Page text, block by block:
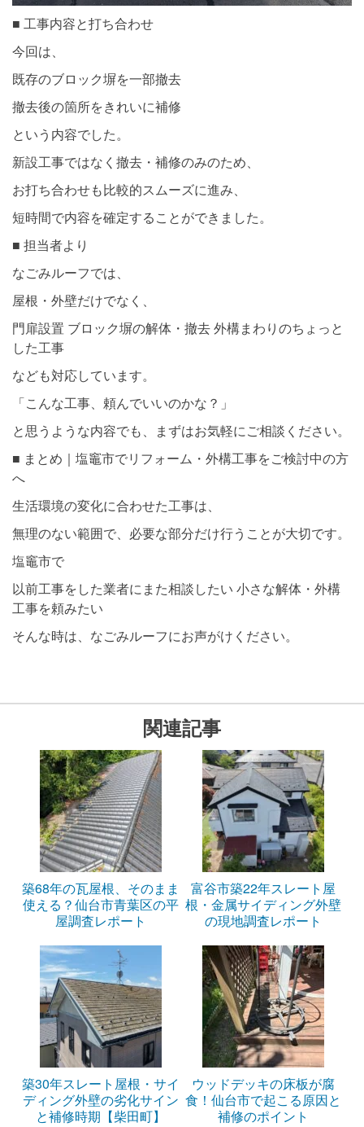
■ 工事内容と打ち合わせ
今回は、
既存のブロック塀を一部撤去
撤去後の箇所をきれいに補修
という内容でした。
新設工事ではなく撤去・補修のみのため、
お打ち合わせも比較的スムーズに進み、
短時間で内容を確定することができました。
■ 担当者より
なごみルーフでは、
屋根・外壁だけでなく、
門扉設置 ブロック塀の解体・撤去 外構まわりのちょっと
した工事
なども対応しています。
「こんな工事、頼んでいいのかな？」
と思うような内容でも、まずはお気軽にご相談ください。
■ まとめ｜塩竈市でリフォーム・外構工事をご検討中の方
へ
生活環境の変化に合わせた工事は、
無理のない範囲で、必要な部分だけ行うことが大切です。
塩竈市で
以前工事をした業者にまた相談したい 小さな解体・外構
工事を頼みたい
そんな時は、なごみルーフにお声がけください。
関連記事
築68年の瓦屋根、そのまま
使える？仙台市青葉区の平
屋調査レポート
富谷市築22年スレート屋
根・金属サイディング外壁
の現地調査レポート
築30年スレート屋根・サイ
ディング外壁の劣化サイン
と補修時期【柴田町】
ウッドデッキの床板が腐
食！仙台市で起こる原因と
補修のポイント